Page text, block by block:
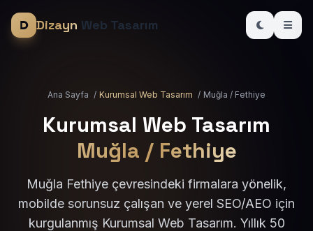
Dizayn Web Tasarım
Ana Sayfa / Kurumsal Web Tasarım / Muğla / Fethiye
Kurumsal Web Tasarım
Muğla / Fethiye
Muğla Fethiye çevresindeki firmalara yönelik,
mobilde sorunsuz çalışan ve yerel SEO/AEO için
kurgulanmış Kurumsal Web Tasarım. Yıllık 50